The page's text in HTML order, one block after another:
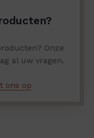
Onze
al uw vragen.
ons op